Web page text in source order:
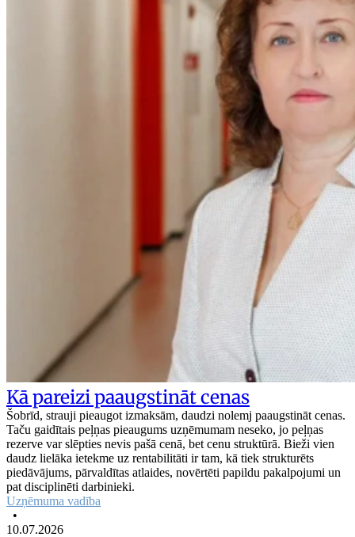
Kā pareizi paaugstināt cenas
Šobrīd, strauji pieaugot izmaksām, daudzi nolemj paaugstināt cenas.
Taču gaidītais peļņas pieaugums uzņēmumam neseko, jo peļņas
rezerve var slēpties nevis pašā cenā, bet cenu struktūrā. Bieži vien
daudz lielāka ietekme uz rentabilitāti ir tam, kā tiek strukturēts
piedāvājums, pārvaldītas atlaides, novērtēti papildu pakalpojumi un
pat disciplinēti darbinieki.
Uzņēmuma vadība
•
10.07.2026